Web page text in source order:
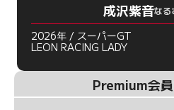
成沢紫音なる
2026年 / スーパーGT
LEON RACING LADY
Premium会